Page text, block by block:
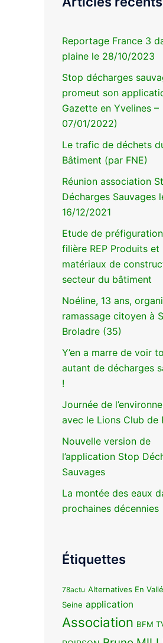
Reportage France 3
plaine le 28/10/2023
Stop décharges
promeut son
Gazette en Yvelines –
07/01/2022)
Le trafic de déchets
Bâtiment (par FNE)
Réunion association
Décharges Sauvages
16/12/2021
Etude de
filière REP Produits et
matériaux de
secteur du bâtiment
Noéline, 13 ans,
ramassage citoyen à
Broladre (35)
Y’en a marre de voir
autant de décharges
!
Journée de
avec le Lions Club de
Nouvelle version de
l’application Stop
Sauvages
La montée des eaux
prochaines décennies
Étiquettes
78actu Alternatives En
Seine application
Association BFM